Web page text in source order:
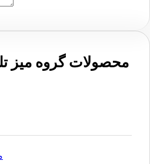
محصولات گروه میز